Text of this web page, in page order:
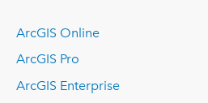
ArcGIS Online
ArcGIS Pro
ArcGIS Enterprise